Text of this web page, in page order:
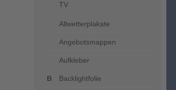
TV
Allwetterplakate
Angebotsmappen
Aufkleber
Backlightfolie